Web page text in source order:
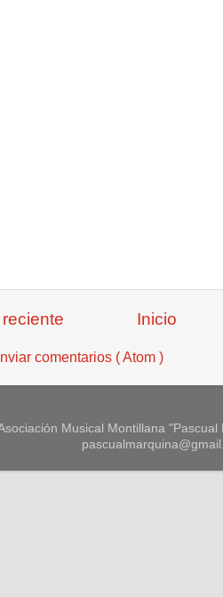
Inicio
comentarios ( Atom )
Musical Montillana